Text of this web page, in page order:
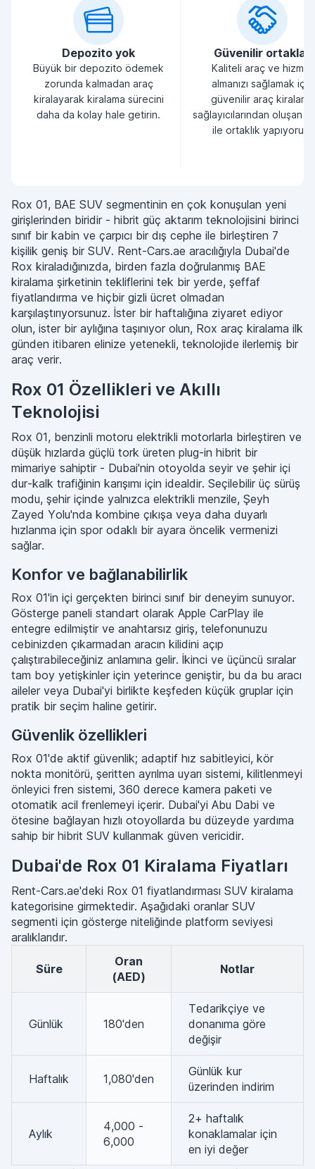
Depozito yok
Büyük bir depozito ödemek
zorunda kalmadan araç
kiralayarak kiralama sürecini
daha da kolay hale getirin.
Güvenilir ortaklar
Kaliteli araç ve hizmet
almanızı sağlamak için
güvenilir araç kiralama
sağlayıcılarından oluşan
ile ortaklık yapıyoruz.
Rox 01, BAE SUV segmentinin en çok konuşulan yeni
girişlerinden biridir - hibrit güç aktarım teknolojisini birinci
sınıf bir kabin ve çarpıcı bir dış cephe ile birleştiren 7
kişilik geniş bir SUV. Rent-Cars.ae aracılığıyla Dubai'de
Rox kiraladığınızda, birden fazla doğrulanmış BAE
kiralama şirketinin tekliflerini tek bir yerde, şeffaf
fiyatlandırma ve hiçbir gizli ücret olmadan
karşılaştırıyorsunuz. İster bir haftalığına ziyaret ediyor
olun, ister bir aylığına taşınıyor olun, Rox araç kiralama ilk
günden itibaren elinize yetenekli, teknolojide ilerlemiş bir
araç verir.
Rox 01 Özellikleri ve Akıllı
Teknolojisi
Rox 01, benzinli motoru elektrikli motorlarla birleştiren ve
düşük hızlarda güçlü tork üreten plug-in hibrit bir
mimariye sahiptir - Dubai'nin otoyolda seyir ve şehir içi
dur-kalk trafiğinin karışımı için idealdir. Seçilebilir üç sürüş
modu, şehir içinde yalnızca elektrikli menzile, Şeyh
Zayed Yolu'nda kombine çıkışa veya daha duyarlı
hızlanma için spor odaklı bir ayara öncelik vermenizi
sağlar.
Konfor ve bağlanabilirlik
Rox 01'in içi gerçekten birinci sınıf bir deneyim sunuyor.
Gösterge paneli standart olarak Apple CarPlay ile
entegre edilmiştir ve anahtarsız giriş, telefonunuzu
cebinizden çıkarmadan aracın kilidini açıp
çalıştırabileceğiniz anlamına gelir. İkinci ve üçüncü sıralar
tam boy yetişkinler için yeterince geniştir, bu da bu aracı
aileler veya Dubai'yi birlikte keşfeden küçük gruplar için
pratik bir seçim haline getirir.
Güvenlik özellikleri
Rox 01'de aktif güvenlik; adaptif hız sabitleyici, kör
nokta monitörü, şeritten ayrılma uyarı sistemi, kilitlenmeyi
önleyici fren sistemi, 360 derece kamera paketi ve
otomatik acil frenlemeyi içerir. Dubai'yi Abu Dabi ve
ötesine bağlayan hızlı otoyollarda bu düzeyde yardıma
sahip bir hibrit SUV kullanmak güven vericidir.
Dubai'de Rox 01 Kiralama Fiyatları
Rent-Cars.ae'deki Rox 01 fiyatlandırması SUV kiralama
kategorisine girmektedir. Aşağıdaki oranlar SUV
segmenti için gösterge niteliğinde platform seviyesi
aralıklarıdır.
Süre
Oran
(AED)
Notlar
Günlük 180'den
Tedarikçiye ve
donanıma göre
değişir
Haftalık 1,080'den
Günlük kur
üzerinden indirim
Aylık
4,000 -
6,000
2+ haftalık
konaklamalar için
en iyi değer